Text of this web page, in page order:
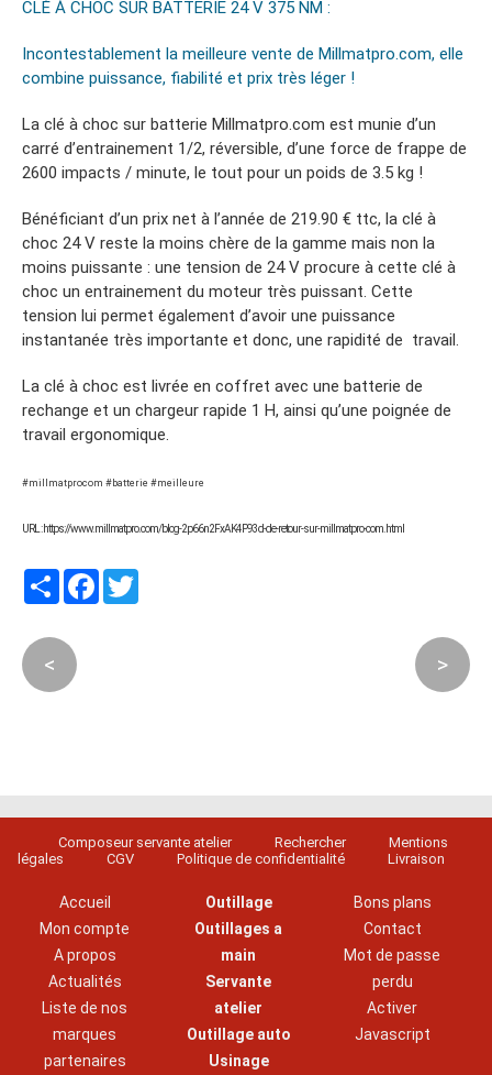
CLÉ À CHOC SUR BATTERIE 24 V 375 NM :
Incontestablement la meilleure vente de Millmatpro.com, elle
combine puissance, fiabilité et prix très léger !
La clé à choc sur batterie Millmatpro.com est munie d’un
carré d’entrainement 1/2, réversible, d’une force de frappe de
2600 impacts / minute, le tout pour un poids de 3.5 kg !
Bénéficiant d’un prix net à l’année de 219.90 € ttc, la clé à
choc 24 V reste la moins chère de la gamme mais non la
moins puissante : une tension de 24 V procure à cette clé à
choc un entrainement du moteur très puissant. Cette
tension lui permet également d’avoir une puissance
instantanée très importante et donc, une rapidité de travail.
La clé à choc est livrée en coffret avec une batterie de
rechange et un chargeur rapide 1 H, ainsi qu’une poignée de
travail ergonomique.
#millmatprocom #batterie #meilleure
URL : https://www.millmatpro.com/blog-2p66n2FxAK4P93d-de-retour-sur-millmatpro-com.html
PartagerFacebook
< >
Composeur servante atelier Rechercher
Mentions
légales
CGV Politique de confidentialité Livraison
Accueil
Mon compte
A propos
Actualités
Liste de nos
marques
partenaires
Outillage
Outillages a
main
Servante
atelier
Outillage auto
Usinage
Bons plans
Contact
Mot de passe
perdu
Activer
Javascript